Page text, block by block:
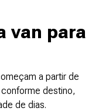
van para
a partir de
destino,
de dias.